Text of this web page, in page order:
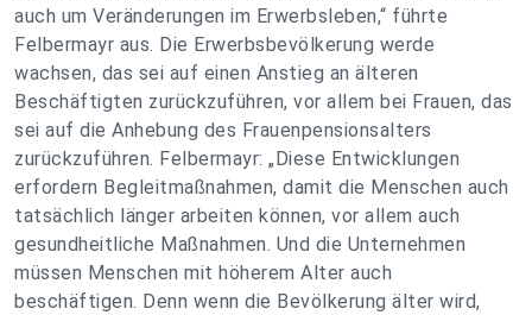
auch um Veränderungen im Erwerbsleben,“ führte
Felbermayr aus. Die Erwerbsbevölkerung werde
wachsen, das sei auf einen Anstieg an älteren
Beschäftigten zurückzuführen, vor allem bei Frauen, das
sei auf die Anhebung des Frauenpensionsalters
zurückzuführen. Felbermayr: „Diese Entwicklungen
erfordern Begleitmaßnahmen, damit die Menschen auch
tatsächlich länger arbeiten können, vor allem auch
gesundheitliche Maßnahmen. Und die Unternehmen
müssen Menschen mit höherem Alter auch
beschäftigen. Denn wenn die Bevölkerung älter wird,